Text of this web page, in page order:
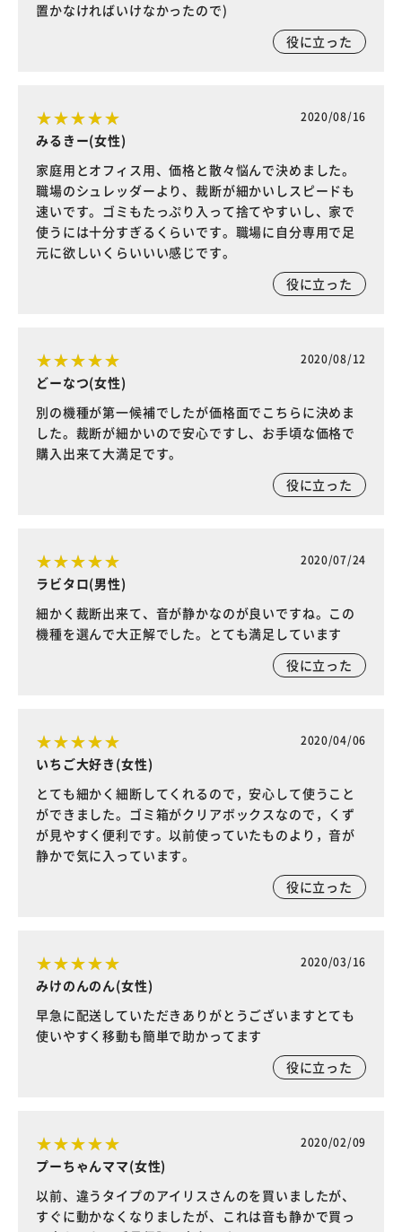
置かなければいけなかったので)
役に立った
2020/08/16
みるきー(女性)
家庭用とオフィス用、価格と散々悩んで決めました。
職場のシュレッダーより、裁断が細かいしスピードも
速いです。ゴミもたっぷり入って捨てやすいし、家で
使うには十分すぎるくらいです。職場に自分専用で足
元に欲しいくらいいい感じです。
役に立った
2020/08/12
どーなつ(女性)
別の機種が第一候補でしたが価格面でこちらに決めま
した。裁断が細かいので安心ですし、お手頃な価格で
購入出来て大満足です。
役に立った
2020/07/24
ラビタロ(男性)
細かく裁断出来て、音が静かなのが良いですね。この
機種を選んで大正解でした。とても満足しています
役に立った
2020/04/06
いちご大好き(女性)
とても細かく細断してくれるので，安心して使うこと
ができました。ゴミ箱がクリアボックスなので，くず
が見やすく便利です。以前使っていたものより，音が
静かで気に入っています。
役に立った
2020/03/16
みけのんのん(女性)
早急に配送していただきありがとうございますとても
使いやすく移動も簡単で助かってます
役に立った
2020/02/09
プーちゃんママ(女性)
以前、違うタイプのアイリスさんのを買いましたが、
すぐに動かなくなりましたが、これは音も静かで買っ